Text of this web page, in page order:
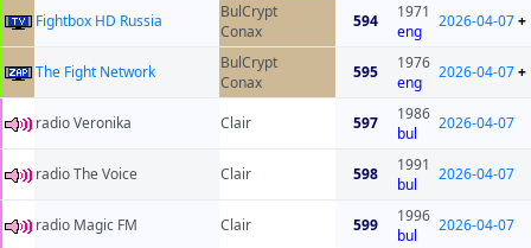
Fightbox HD Russia
BulCrypt
Conax
594
1971
eng
2026-04-07+
The Fight Network
BulCrypt
Conax
595
1976
eng
2026-04-07+
radio Veronika Clair 597
1986
bul
2026-04-07
radio The Voice Clair 598
1991
bul
2026-04-07
radio Magic FM Clair 599
1996
bul
2026-04-07